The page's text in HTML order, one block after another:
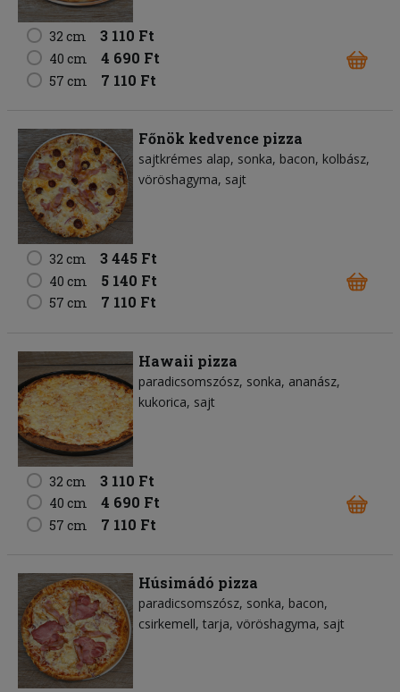
32 cm 3 110 Ft
40 cm 4 690 Ft
57 cm 7 110 Ft
Főnök kedvence pizza
sajtkrémes alap sonka bacon kolbász
vöröshagyma sajt
32 cm 3 445 Ft
40 cm 5 140 Ft
57 cm 7 110 Ft
Hawaii pizza
paradicsomszósz sonka ananász
kukorica sajt
32 cm 3 110 Ft
40 cm 4 690 Ft
57 cm 7 110 Ft
Húsimádó pizza
paradicsomszósz sonka bacon
csirkemell tarja vöröshagyma sajt